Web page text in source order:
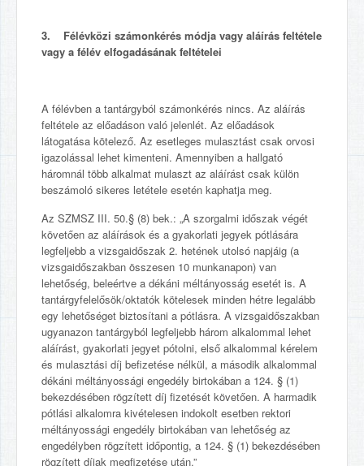
3. Félévközi számonkérés módja vagy aláírás feltétele
vagy a félév elfogadásának feltételei
A félévben a tantárgyból számonkérés nincs. Az aláírás
feltétele az előadáson való jelenlét. Az előadások
látogatása kötelező. Az esetleges mulasztást csak orvosi
igazolással lehet kimenteni. Amennyiben a hallgató
háromnál több alkalmat mulaszt az aláírást csak külön
beszámoló sikeres letétele esetén kaphatja meg.
Az SZMSZ III. 50.§ (8) bek.: „A szorgalmi időszak végét
követően az aláírások és a gyakorlati jegyek pótlására
legfeljebb a vizsgaidőszak 2. hetének utolsó napjáig (a
vizsgaidőszakban összesen 10 munkanapon) van
lehetőség, beleértve a dékáni méltányosság esetét is. A
tantárgyfelelősök/oktatók kötelesek minden hétre legalább
egy lehetőséget biztosítani a pótlásra. A vizsgaidőszakban
ugyanazon tantárgyból legfeljebb három alkalommal lehet
aláírást, gyakorlati jegyet pótolni, első alkalommal kérelem
és mulasztási díj befizetése nélkül, a második alkalommal
dékáni méltányossági engedély birtokában a 124. § (1)
bekezdésében rögzített díj fizetését követően. A harmadik
pótlási alkalomra kivételesen indokolt esetben rektori
méltányossági engedély birtokában van lehetőség az
engedélyben rögzített időpontig, a 124. § (1) bekezdésében
rögzített díjak megfizetése után.”